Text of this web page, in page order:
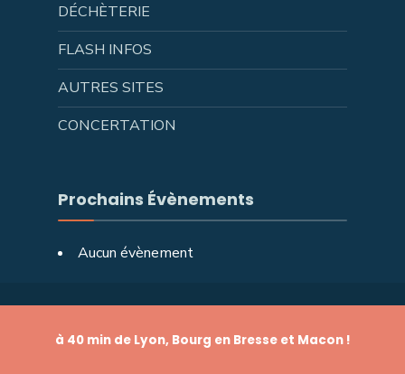
DÉCHÈTERIE
FLASH INFOS
AUTRES SITES
CONCERTATION
Prochains Évènements
Aucun évènement
à 40 min de Lyon, Bourg en Bresse et Macon !